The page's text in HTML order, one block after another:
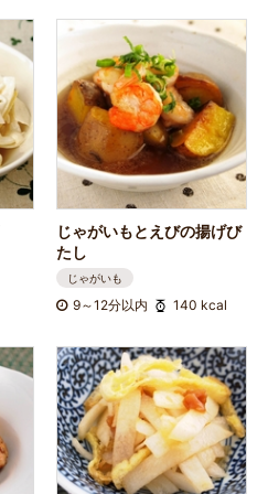
じゃがいもとえびの揚げび
たし
じゃがいも
9～12分以内 140 kcal